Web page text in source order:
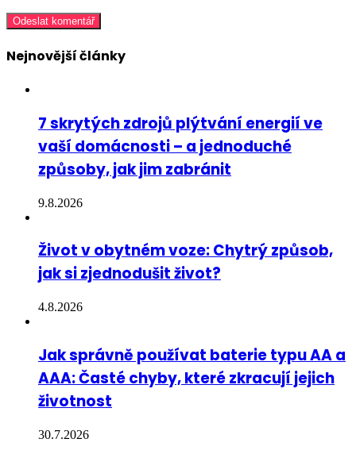
Nejnovější články
7 skrytých zdrojů plýtvání energií ve
vaší domácnosti – a jednoduché
způsoby, jak jim zabránit
9.8.2026
Život v obytném voze: Chytrý způsob,
jak si zjednodušit život?
4.8.2026
Jak správně používat baterie typu AA a
AAA: Časté chyby, které zkracují jejich
životnost
30.7.2026